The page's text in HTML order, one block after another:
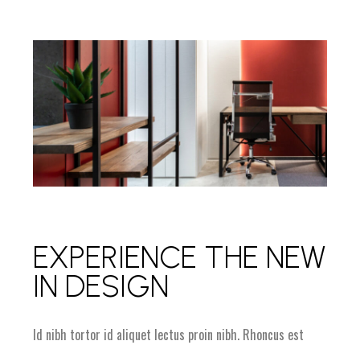
EXPERIENCE THE NEW
IN DESIGN
Id nibh tortor id aliquet lectus proin nibh. Rhoncus est